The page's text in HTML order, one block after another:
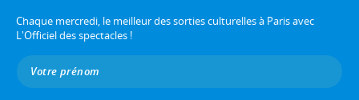
Chaque mercredi, le meilleur des sorties culturelles à Paris avec
L'Officiel des spectacles !